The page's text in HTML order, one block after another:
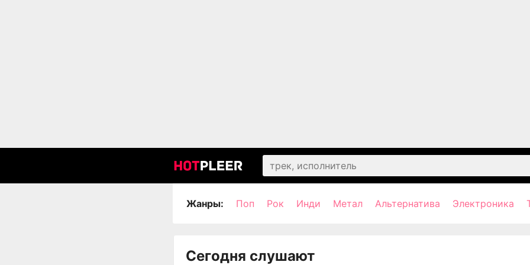
Жанры: Поп Рок Инди Метал Альтернатива Электроника
Сегодня слушают